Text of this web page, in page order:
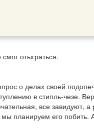
отыграться.
о делах своей
в стипль-чезе.
все завидуют, а
планируем его